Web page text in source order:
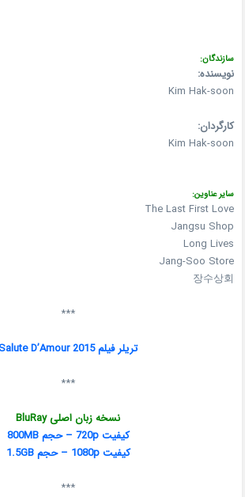
سازندگان:
نویسنده:
Kim Hak-soon
کارگردان:
Kim Hak-soon
سایر عناوین:
The Last First Love
Jangsu Shop
Long Lives
Jang-Soo Store
장수상회
***
تریلر فیلم Salute D’Amour 2015
***
نسخه زبان اصلی BluRay
کیفیت 720p – حجم 800MB
کیفیت 1080p – حجم 1.5GB
***